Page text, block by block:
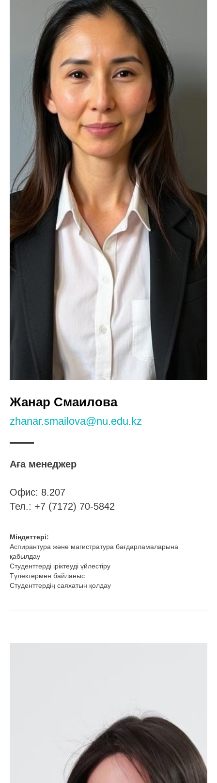
Жанар Смаилова
zhanar.smailova@nu.edu.kz
Аға менеджер
Офис: 8.207
Тел.: +7 (7172) 70-5842
Міндеттері:
Аспирантура және магистратура бағдарламаларына
қабылдау
Студенттерді іріктеуді үйлестіру
Түлектермен байланыс
Студенттердің саяхатын қолдау